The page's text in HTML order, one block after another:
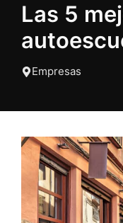
Las 5
Empresas